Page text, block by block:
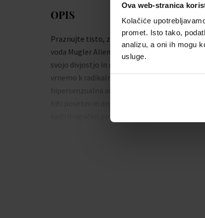
Ova web-stranica
Kolačiće
promet. Isto tako,
analizu, a oni ih mogu
usluge.
OPIS
Praznujte tisto, zaradi česar izstopate.
voda Mugler Alien Extraintense vas bo
svojo divjostjo in nekonvencionalnostjo. Če se
vrnemo k radikalnemu bistvu dišave Alien, bo
hipersenzualna aroma poskrbela, da boste